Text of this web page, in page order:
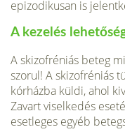
epizodikusan is
A kezelés
A skizofréniás beteg
szorul! A skizofréniás
kórházba küldi, ahol
Zavart viselkedés
esetleges egyéb